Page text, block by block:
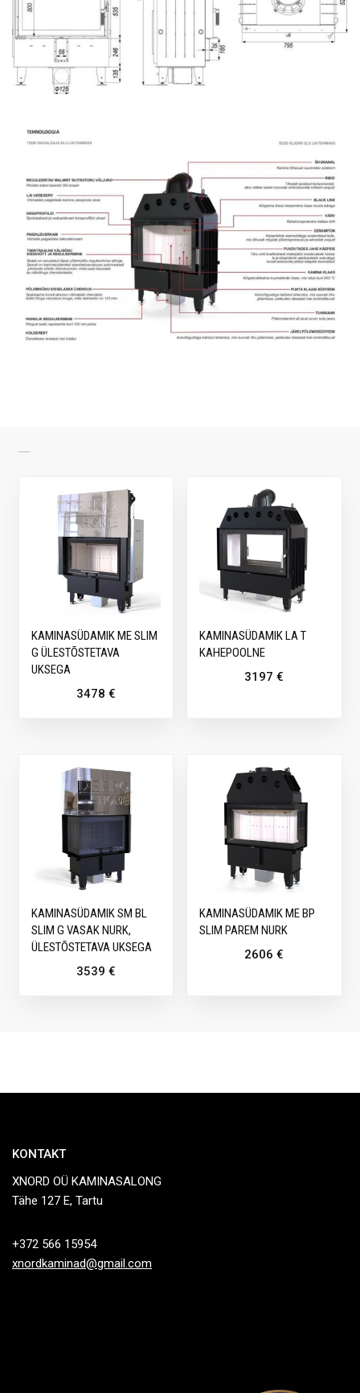
KAMINASÜDAMIK ME SLIM
G ÜLESTÕSTETAVA
UKSEGA
3478 €
KAMINASÜDAMIK LA T
KAHEPOOLNE
3197€
KAMINASÜDAMIK SM BL
SLIM G VASAK NURK,
ÜLESTÕSTETAVA UKSEGA
3539 €
KAMINASÜDAMIK ME BP
SLIM PAREM NURK
2606€
KONTAKT
XNORD OÜ KAMINASALONG
Tähe 127 E, Tartu
+372 566 15954
xnordkaminad@gmail.com